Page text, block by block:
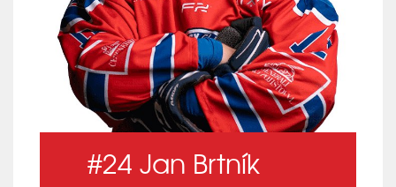
#24 Jan Brtník